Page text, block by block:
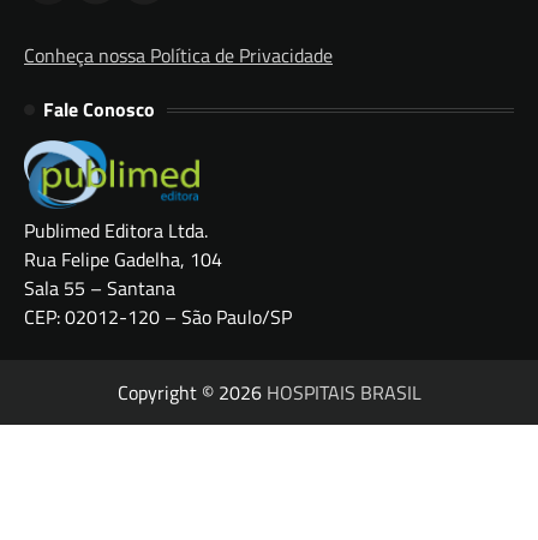
Conheça nossa Política de Privacidade
Fale Conosco
Publimed Editora Ltda.
Rua Felipe Gadelha, 104
Sala 55 – Santana
CEP: 02012-120 – São Paulo/SP
Copyright © 2026 HOSPITAIS BRASIL